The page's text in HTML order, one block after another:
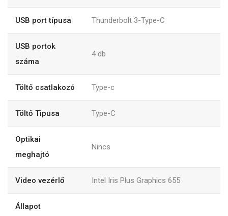
USB port típusa Thunderbolt 3-Type-C
USB portok
száma
4 db
Töltő csatlakozó Type-c
Töltő Tipusa Type-C
Optikai
meghajtó
Nincs
Video vezérlő Intel Iris Plus Graphics 655
Állapot